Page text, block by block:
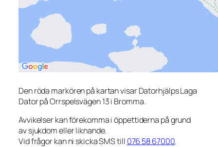
Den röda markören på kartan visar Datorhjälps Laga
Dator på Orrspelsvägen 13 i Bromma.
Avvikelser kan förekomma i öppettiderna på grund
av sjukdom eller liknande.
Vid frågor kan ni skicka SMS till 076 58 67000.